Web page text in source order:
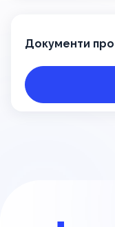
Документи про